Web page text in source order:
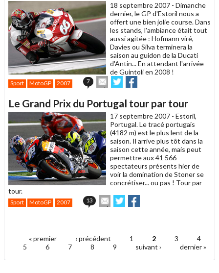
18 septembre 2007 - Dimanche
dernier, le GP d'Estoril nous a
offert une bien jolie course. Dans
les stands, l'ambiance était tout
aussi agitée : Hofmann viré,
Davies ou Silva terminera la
saison au guidon de la Ducati
d'Antin... En attendant l'arrivée
de Guintoli en 2008 !
Sport MotoGP 2007 7
Envoyer
cet
à
un
ami
Partager
sur sur
Le Grand Prix du Portugal tour par tour
17 septembre 2007 - Estoril,
Portugal. Le tracé portugais
(4182 m) est le plus lent de la
saison. Il arrive plus tôt dans la
saison cette année, mais peut
permettre aux 41 566
spectateurs présents hier de
voir la domination de Stoner se
concrétiser... ou pas ! Tour par
tour.
Sport MotoGP 2007 13
Envoyer
cet
ami
Partager
sur sur
Pages« premier ‹ précédent 1 2 3
4
5
6 7 8 9 suivant › dernier »